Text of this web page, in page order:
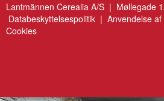
Lantmännen Cerealia A/S | Møllegade
Databeskyttelsespolitik | Anvendelse
Cookies